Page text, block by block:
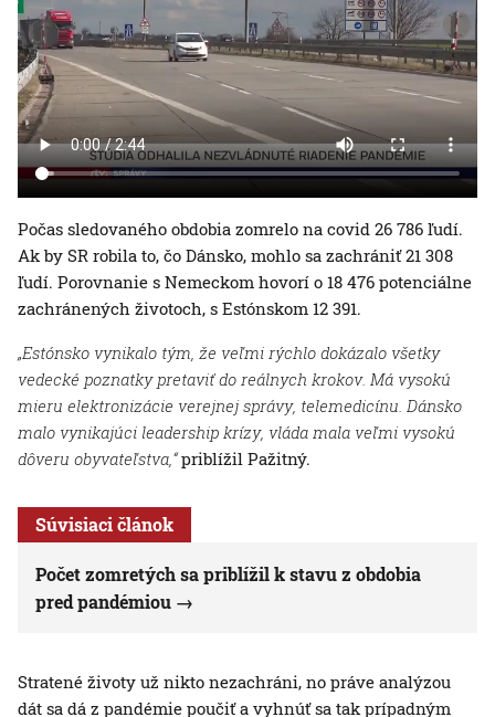
Počas sledovaného obdobia zomrelo na covid 26 786 ľudí.
Ak by SR robila to, čo Dánsko, mohlo sa zachrániť 21 308
ľudí. Porovnanie s Nemeckom hovorí o 18 476 potenciálne
zachránených životoch, s Estónskom 12 391.
„Estónsko vynikalo tým, že veľmi rýchlo dokázalo všetky
vedecké poznatky pretaviť do reálnych krokov. Má vysokú
mieru elektronizácie verejnej správy, telemedicínu. Dánsko
malo vynikajúci leadership krízy, vláda mala veľmi vysokú
dôveru obyvateľstva,“priblížil Pažitný.
Súvisiaci článok
Počet zomretých sa priblížil k stavu z obdobia
pred pandémiou
Stratené životy už nikto nezachráni, no práve analýzou
dát sa dá z pandémie poučiť a vyhnúť sa tak prípadným